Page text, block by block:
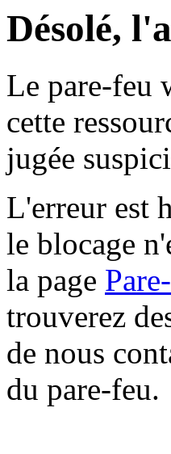
Désolé,
Le pare-feu
cette
jugée
L'erreur est
le blocage
la page
trouverez
de nous
du pare-feu.